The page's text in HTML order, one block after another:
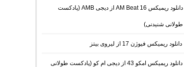
دانلود ریمیکس AM Beat 16 از دیجی AMB (پادکست
طولانی شنیدنی)
دانلود ریمیکس فیوژن 17 از لیروی بیتز
دانلود ریمیکس امکو 43 از دیجی ام کو (پادکست طولانی